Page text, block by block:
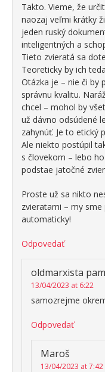
Takto. Vieme, že
naozaj veľmi krátky
jeden ruský
inteligentných a
Tieto zvieratá sa
Teoreticky by ich
Otázka je – nie či by
správnu kvalitu.
chcel – mohol by
už dávno odsúdené
zahynúť. Je to etický
Ale niekto postúpil
s človekom – lebo
podstae jatočné
Proste už sa nikto
zvieratami – my
automaticky!
Odpovedať
oldmarxista
13/04/2023 at 6:22
samozrejme
Odpovedať
Maroš
13/04/2023 at 7:42